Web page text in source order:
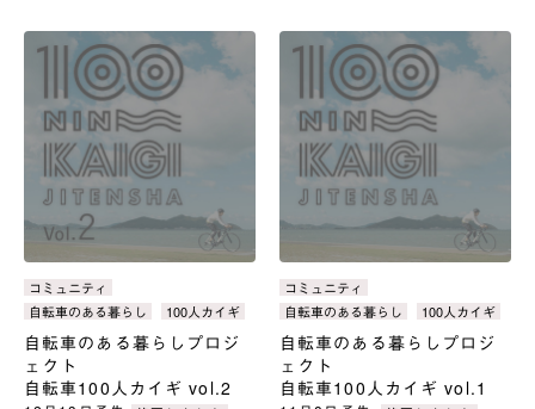
カ
テ
ゴ
リ：
タ
グ：
コミュニティ
自転車のある暮らし
100人カイギ
自転車のある暮らしプロジ
ェクト
自転車100人カイギ vol.2
カ
テ
ゴ
リ：
タ
グ：
コミュニティ
自転車のある暮らし
100人カイギ
自転車のある暮らしプロジ
ェクト
自転車100人カイギ vol.1